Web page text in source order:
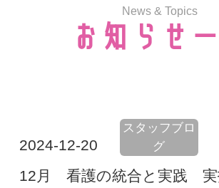
News & Topics
お知らせ
2024-12-20
スタッフブロ
グ
12月 看護の統合と実践 実